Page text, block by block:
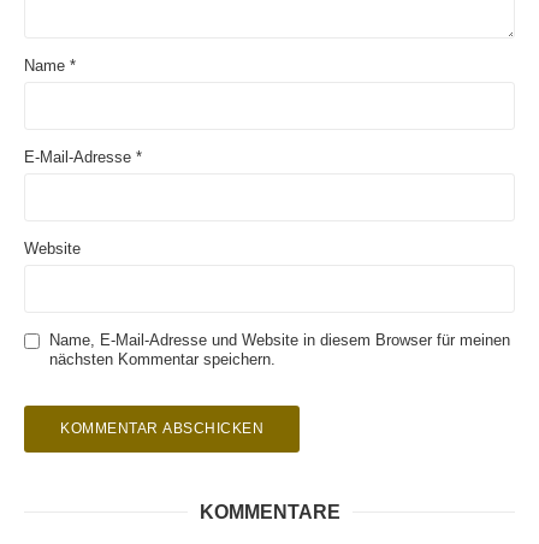
Name *
E-Mail-Adresse *
Website
Name, E-Mail-Adresse und Website in diesem Browser für meinen
nächsten Kommentar speichern.
KOMMENTARE